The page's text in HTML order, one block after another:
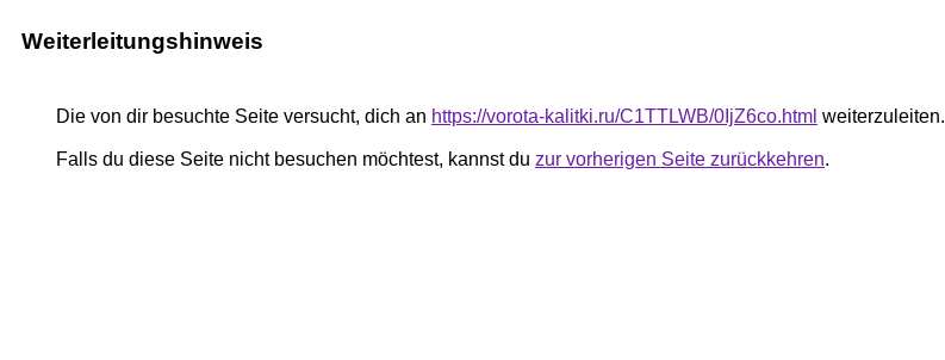
Weiterleitungshinweis
Die von dir besuchte Seite versucht, dich an https://vorota-kalitki.ru/C1TTLWB/0IjZ6co.html weiterzuleiten.
Falls du diese Seite nicht besuchen möchtest, kannst du zur vorherigen Seite zurückkehren.